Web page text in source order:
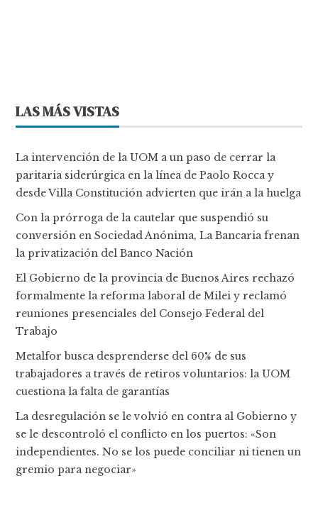
LAS MÁS VISTAS
La intervención de la UOM a un paso de cerrar la
paritaria siderúrgica en la línea de Paolo Rocca y
desde Villa Constitución advierten que irán a la huelga
Con la prórroga de la cautelar que suspendió su
conversión en Sociedad Anónima, La Bancaria frenan
la privatización del Banco Nación
El Gobierno de la provincia de Buenos Aires rechazó
formalmente la reforma laboral de Milei y reclamó
reuniones presenciales del Consejo Federal del
Trabajo
Metalfor busca desprenderse del 60% de sus
trabajadores a través de retiros voluntarios: la UOM
cuestiona la falta de garantías
La desregulación se le volvió en contra al Gobierno y
se le descontroló el conflicto en los puertos: «Son
independientes. No se los puede conciliar ni tienen un
gremio para negociar»